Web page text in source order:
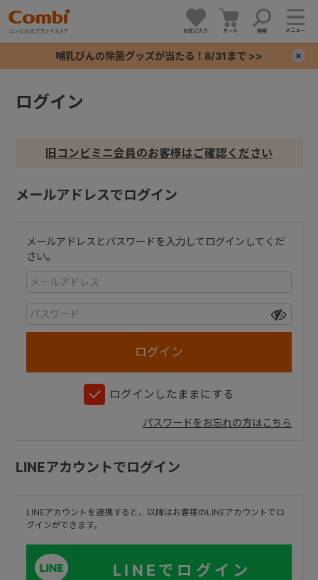
お気に入り カート 検索 メニュー
哺乳びんの除菌グッズが当たる！8/31まで >>
ログイン
旧コンビミニ会員のお客様はご確認ください
メールアドレスでログイン
メールアドレスとパスワードを入力してログインしてくだ
さい。
ログインしたままにする
パスワードをお忘れの方はこちら
LINEアカウントでログイン
LINEアカウントを連携すると、以降はお客様のLINEアカウントでロ
グインができます。
LINEでログイン